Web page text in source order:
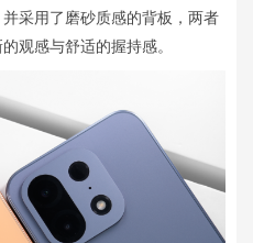
采用了磨砂质感的背板，两者
观感与舒适的握持感。